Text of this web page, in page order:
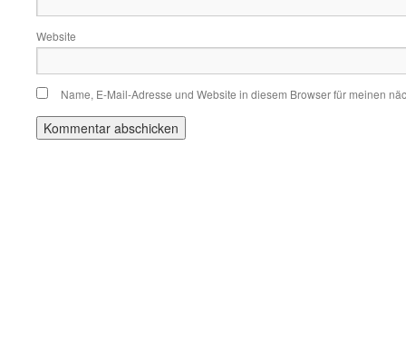
Website
Name, E-Mail-Adresse und Website in diesem Browser für meinen